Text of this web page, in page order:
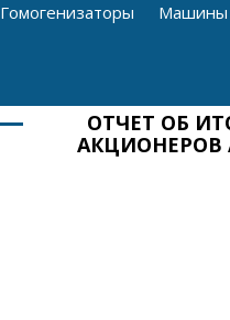
Гомогенизаторы
Машины
ОТЧЕТ ОБ